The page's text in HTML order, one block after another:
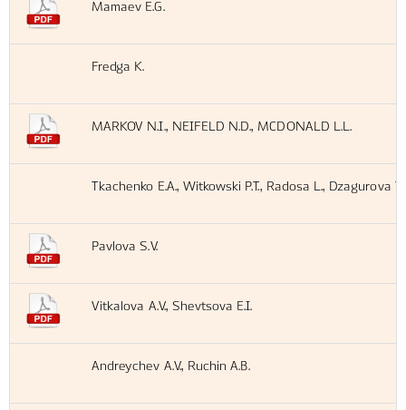
Mamaev E.G.
Fredga K.
MARKOV N.I., NEIFELD N.D., MCDONALD L.L.
Tkachenko E.A., Witkowski P.T., Radosa L., Dzagurova
Pavlova S.V.
Vitkalova A.V., Shevtsova E.I.
Andreychev A.V., Ruchin A.B.